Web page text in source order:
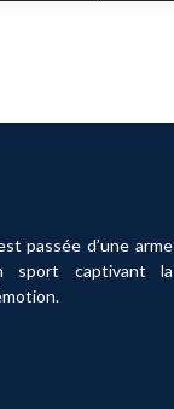
passée d’une arme
sport captivant la